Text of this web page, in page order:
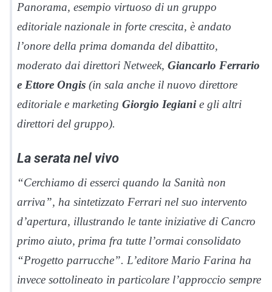
Panorama, esempio virtuoso di un gruppo
editoriale nazionale in forte crescita, è andato
l’onore della prima domanda del dibattito,
moderato dai direttori Netweek, Giancarlo Ferrario
e Ettore Ongis (in sala anche il nuovo direttore
editoriale e marketing Giorgio Iegianie gli altri
direttori del gruppo).
La serata nel vivo
“Cerchiamo di esserci quando la Sanità non
arriva”, ha sintetizzato Ferrari nel suo intervento
d’apertura, illustrando le tante iniziative di Cancro
primo aiuto, prima fra tutte l’ormai consolidato
“Progetto parrucche”. L’editore Mario Farina ha
invece sottolineato in particolare l’approccio sempre